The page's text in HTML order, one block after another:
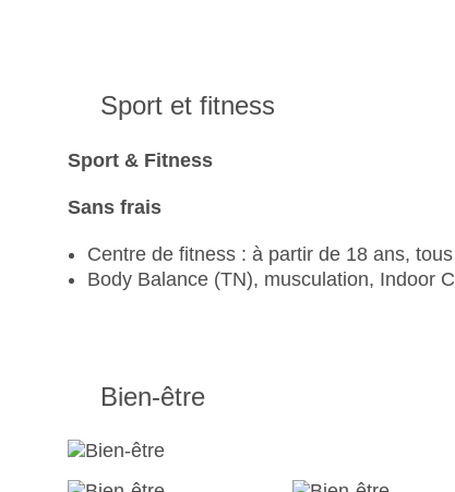
Sport et fitness
Sport & Fitness
Sans frais
Centre de fitness : à partir de 18 ans,
Body Balance (TN), musculation, Indoor
Bien-être